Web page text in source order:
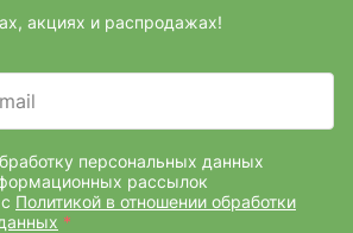
акциях и распродажах!
персональных данных
рассылок
Политикой в отношении обработки
*